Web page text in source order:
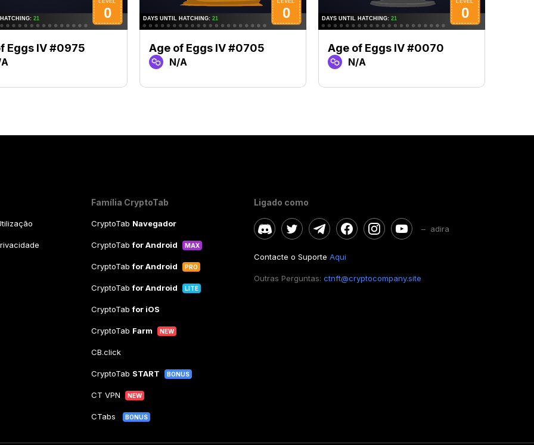
Eggs IV #0975 Age of Eggs IV #0705
N/A
Age of Eggs IV #0070
N/A
Família CryptoTab
CryptoTab Navegador
CryptoTabfor Android MAX
CryptoTabfor Android PRO
CryptoTabfor Android LITE
CryptoTabfor iOS
CryptoTab Farm NEW
CB.click
CryptoTab START BONUS
CT VPN NEW
CTabs BONUS
Ligado como
– adira
Contacte o Suporte Aqui
Outras Perguntas: ctnft@cryptocompany.site